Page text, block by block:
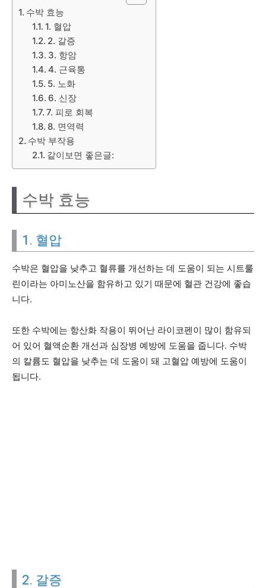
수박 효능
1. 혈압
2. 갈증
3. 항암
4. 근육통
5. 노화
6. 신장
7. 피로 회복
8. 면역력
수박 부작용
같이보면 좋은글:
수박 효능
1. 혈압
수박은 혈압을 낮추고 혈류를 개선하는 데 도움이 되는 시트룰
린이라는 아미노산을 함유하고 있기 때문에 혈관 건강에 좋습
니다.
또한 수박에는 항산화 작용이 뛰어난 라이코펜이 많이 함유되
어 있어 혈액순환 개선과 심장병 예방에 도움을 줍니다. 수박
의 칼륨도 혈압을 낮추는 데 도움이 돼 고혈압 예방에 도움이
됩니다.
2. 갈증